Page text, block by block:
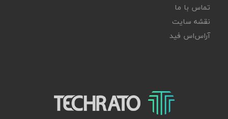
تماس با ما
نقشه سایت
آر‌اس‌اس فید
تکراتو – زندگی با تکنولوژی